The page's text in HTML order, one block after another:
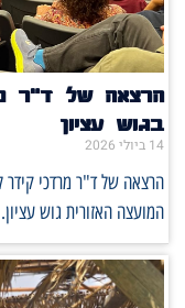
הרצאה של ד"ר
בגוש עציון
14 ביולי 2026
הרצאה של ד"ר מרדכי
המועצה האזורית גוש עציון.